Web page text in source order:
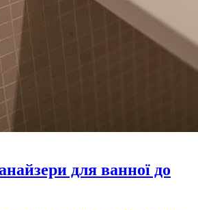
для ванної до